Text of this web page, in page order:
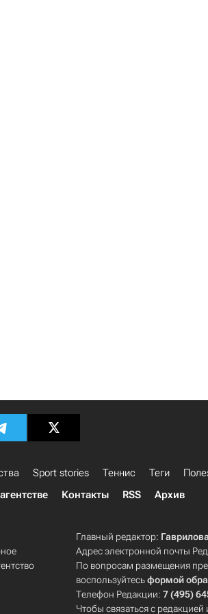
Sport stories Теннис Теги
Контакты RSS Архив
Главный редактор:
Адрес электронной почты
По вопросам размещения
воспользуйтесьформой
Телефон Редакции:7 (495)
Чтобы связаться с